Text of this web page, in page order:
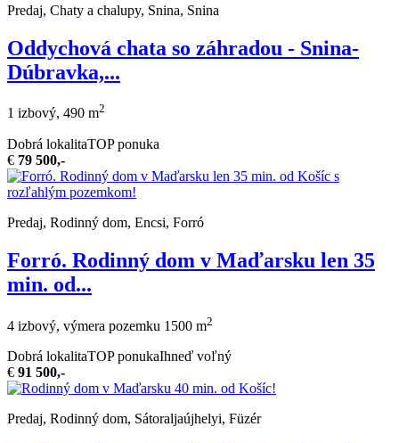
Predaj, Chaty a chalupy, Snina, Snina
Oddychová chata so záhradou - Snina-
Dúbravka,...
1 izbový, 490 m2
Dobrá lokalitaTOP ponuka
€ 79 500,-
Predaj, Rodinný dom, Encsi, Forró
Forró. Rodinný dom v Maďarsku len 35
min. od...
4 izbový, výmera pozemku 1500 m2
Dobrá lokalitaTOP ponukaIhneď voľný
€ 91 500,-
Predaj, Rodinný dom, Sátoraljaújhelyi, Füzér